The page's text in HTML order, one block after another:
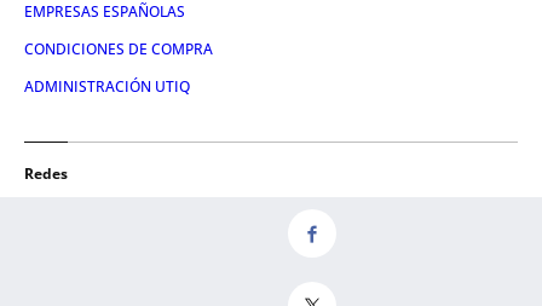
EMPRESAS ESPAÑOLAS
CONDICIONES DE COMPRA
ADMINISTRACIÓN UTIQ
Redes